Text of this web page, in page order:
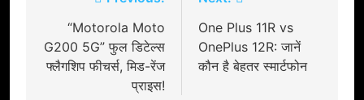
navigation
“Motorola Moto
G200 5G” फुल डिटेल्स
फ्लैगशिप फीचर्स, मिड-रेंज
प्राइस!
One Plus 11R vs
OnePlus 12R: जानें
कौन है बेहतर स्मार्टफोन